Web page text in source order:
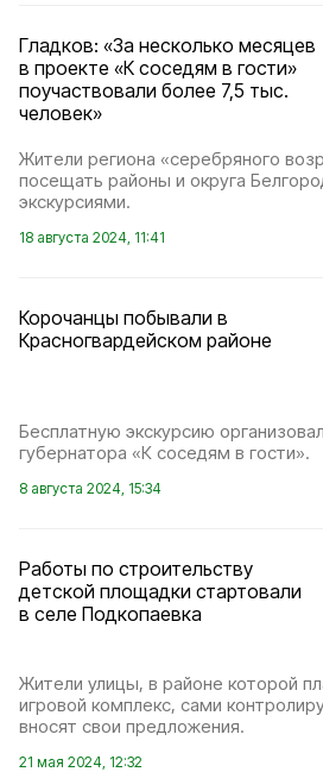
Гладков: «За несколько месяцев
в проекте «К соседям в гости»
поучаствовали более 7,5 тыс.
человек»
Жители региона «серебряного
посещать районы и округа
экскурсиями.
18 августа 2024, 11:41
Корочанцы побывали в
Красногвардейском районе
Бесплатную экскурсию
губернатора «К соседям в гости».
8 августа 2024, 15:34
Работы по строительству
детской площадки стартовали
в селе Подкопаевка
Жители улицы, в районе которой
игровой комплекс, сами
вносят свои предложения.
21 мая 2024, 12:32